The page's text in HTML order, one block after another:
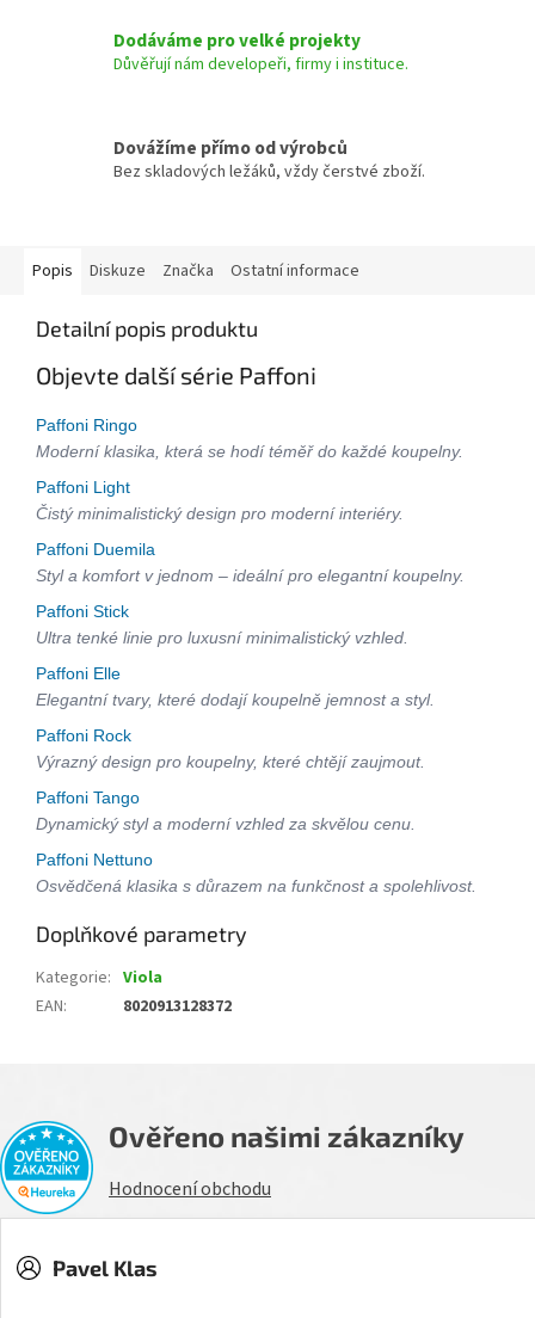
Dodáváme pro velké projekty
Důvěřují nám developeři, firmy i instituce.
Dovážíme přímo od výrobců
Bez skladových ležáků, vždy čerstvé zboží.
Popis Diskuze Značka Ostatní informace
Detailní popis produktu
Objevte další série Paffoni
Paffoni Ringo
Moderní klasika, která se hodí téměř do každé koupelny.
Paffoni Light
Čistý minimalistický design pro moderní interiéry.
Paffoni Duemila
Styl a komfort v jednom – ideální pro elegantní koupelny.
Paffoni Stick
Ultra tenké linie pro luxusní minimalistický vzhled.
Paffoni Elle
Elegantní tvary, které dodají koupelně jemnost a styl.
Paffoni Rock
Výrazný design pro koupelny, které chtějí zaujmout.
Paffoni Tango
Dynamický styl a moderní vzhled za skvělou cenu.
Paffoni Nettuno
Osvědčená klasika s důrazem na funkčnost a spolehlivost.
Doplňkové parametry
Kategorie: Viola
EAN: 8020913128372
Ověřeno našimi zákazníky
Hodnocení obchodu
Pavel Klas